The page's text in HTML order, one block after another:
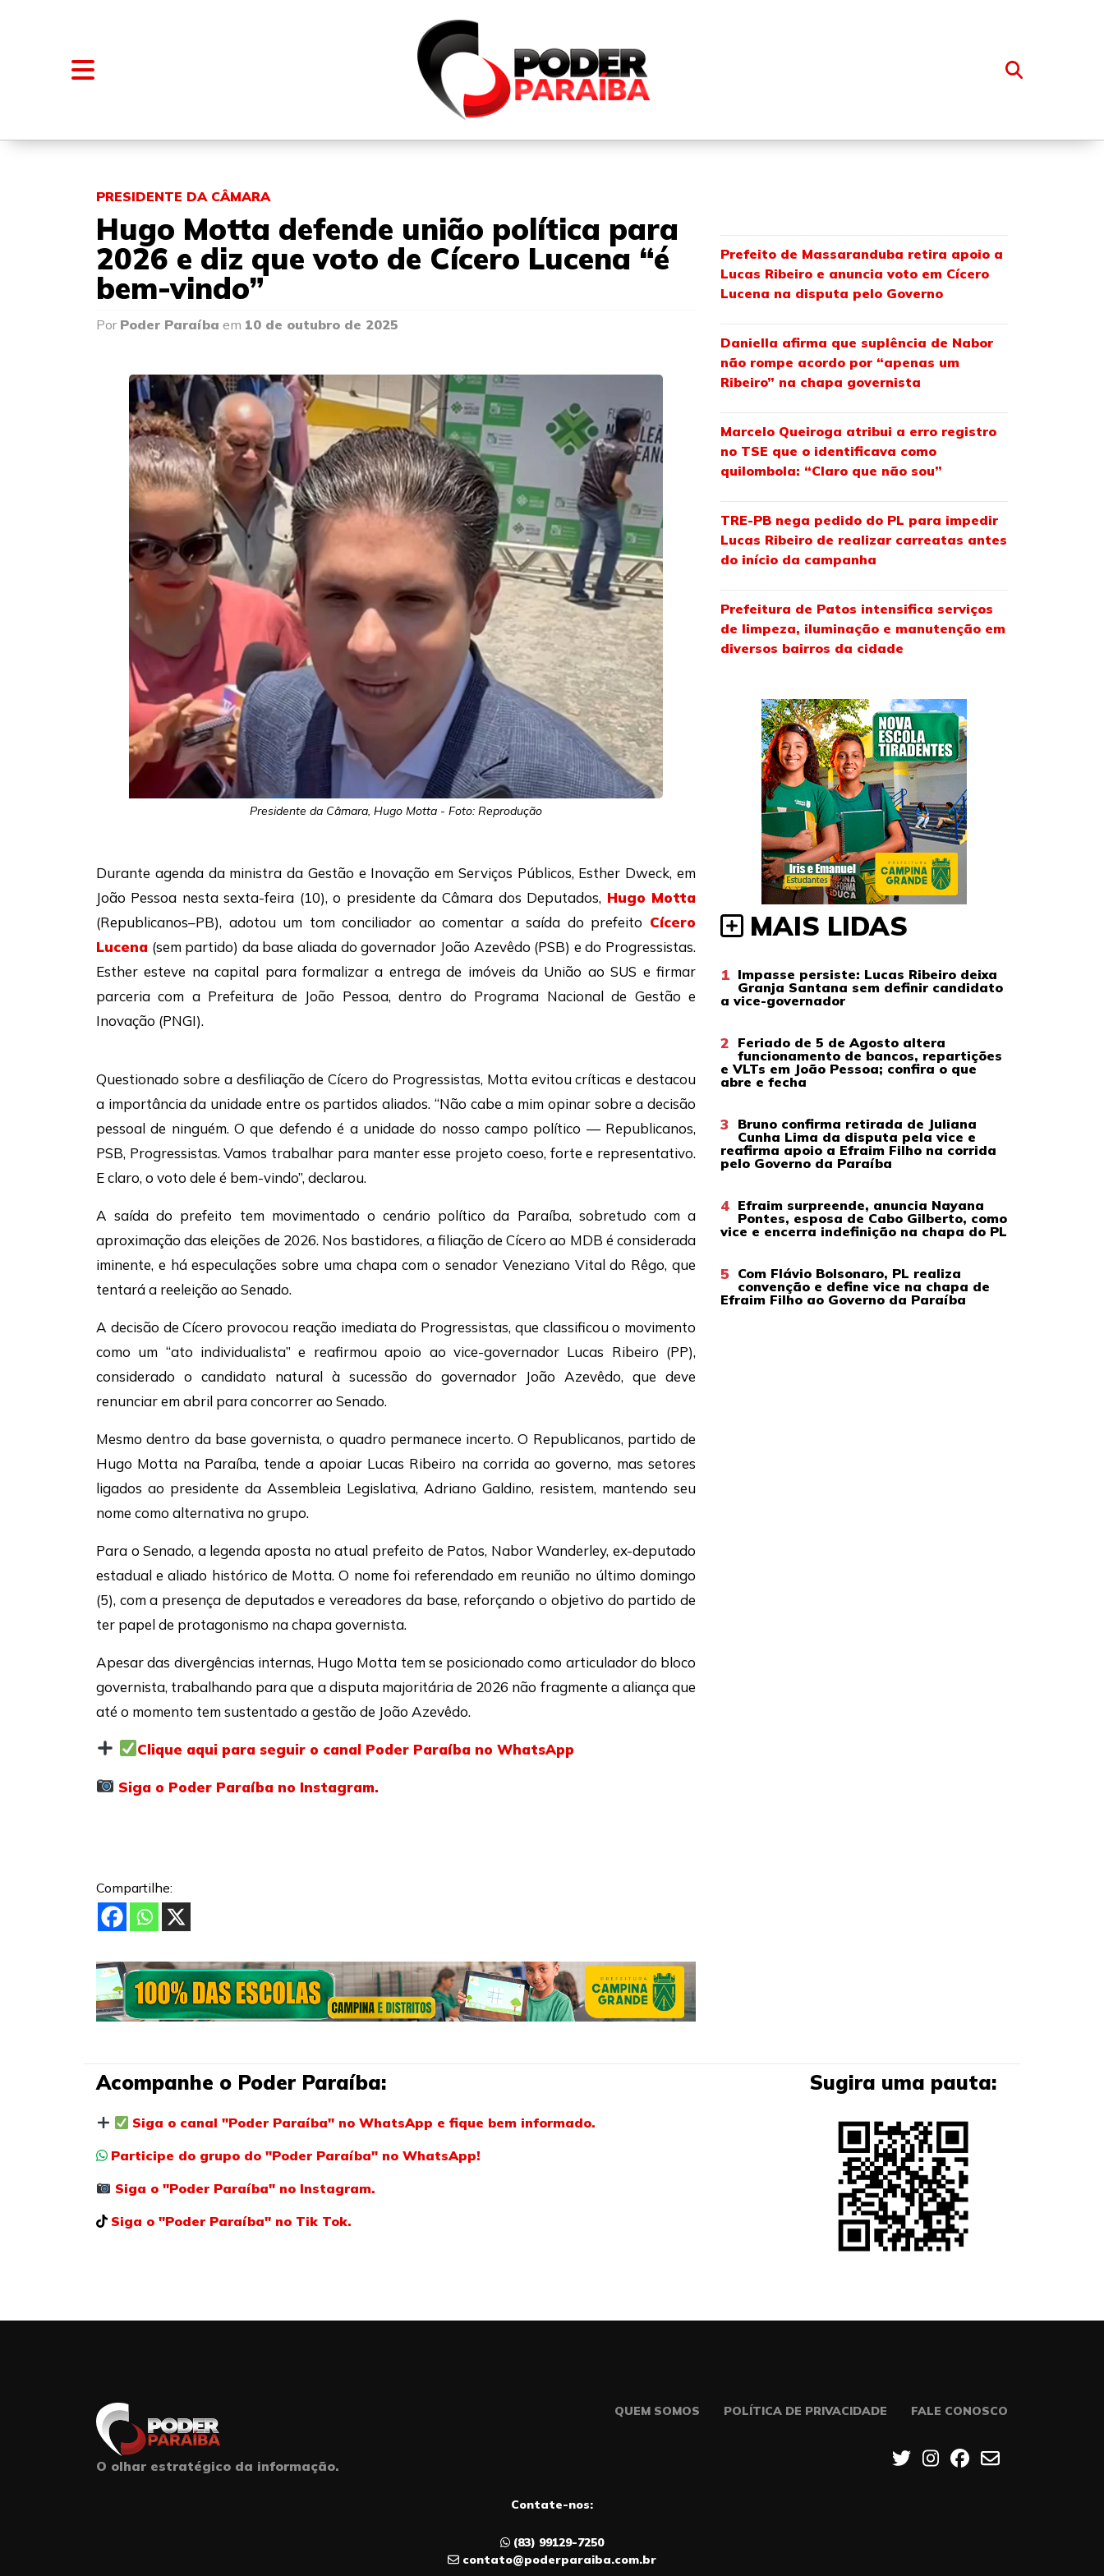
FALE CONOSCO
PRESIDENTE DA CÂMARA
Hugo Motta defende união política para
2026 e diz que voto de Cícero Lucena “é
bem-vindo”
Por Poder Paraíba em 10 de outubro de 2025
Presidente da Câmara, Hugo Motta - Foto: Reprodução
Durante agenda da ministra da Gestão e Inovação em Serviços Públicos, Esther Dweck, em
João Pessoa nesta sexta-feira (10), o presidente da Câmara dos Deputados, Hugo Motta
(Republicanos–PB), adotou um tom conciliador ao comentar a saída do prefeito Cícero
Lucena (sem partido) da base aliada do governador João Azevêdo (PSB) e do Progressistas.
Esther esteve na capital para formalizar a entrega de imóveis da União ao SUS e firmar
parceria com a Prefeitura de João Pessoa, dentro do Programa Nacional de Gestão e
Inovação (PNGI).
Questionado sobre a desfiliação de Cícero do Progressistas, Motta evitou críticas e destacou
a importância da unidade entre os partidos aliados. “Não cabe a mim opinar sobre a decisão
pessoal de ninguém. O que defendo é a unidade do nosso campo político — Republicanos,
PSB, Progressistas. Vamos trabalhar para manter esse projeto coeso, forte e representativo.
E claro, o voto dele é bem-vindo”, declarou.
A saída do prefeito tem movimentado o cenário político da Paraíba, sobretudo com a
aproximação das eleições de 2026. Nos bastidores, a filiação de Cícero ao MDB é considerada
iminente, e há especulações sobre uma chapa com o senador Veneziano Vital do Rêgo, que
tentará a reeleição ao Senado.
A decisão de Cícero provocou reação imediata do Progressistas, que classificou o movimento
como um “ato individualista” e reafirmou apoio ao vice-governador Lucas Ribeiro (PP),
considerado o candidato natural à sucessão do governador João Azevêdo, que deve
renunciar em abril para concorrer ao Senado.
Mesmo dentro da base governista, o quadro permanece incerto. O Republicanos, partido de
Hugo Motta na Paraíba, tende a apoiar Lucas Ribeiro na corrida ao governo, mas setores
ligados ao presidente da Assembleia Legislativa, Adriano Galdino, resistem, mantendo seu
nome como alternativa no grupo.
Para o Senado, a legenda aposta no atual prefeito de Patos, Nabor Wanderley, ex-deputado
estadual e aliado histórico de Motta. O nome foi referendado em reunião no último domingo
(5), com a presença de deputados e vereadores da base, reforçando o objetivo do partido de
ter papel de protagonismo na chapa governista.
Apesar das divergências internas, Hugo Motta tem se posicionado como articulador do bloco
governista, trabalhando para que a disputa majoritária de 2026 não fragmente a aliança que
até o momento tem sustentado a gestão de João Azevêdo.
Clique aqui para seguir o canal Poder Paraíba no WhatsApp
Siga o Poder Paraíba no Instagram.
Compartilhe:
Prefeito de Massaranduba retira apoio a
Lucas Ribeiro e anuncia voto em Cícero
Lucena na disputa pelo Governo
Daniella afirma que suplência de Nabor
não rompe acordo por “apenas um
Ribeiro” na chapa governista
Marcelo Queiroga atribui a erro registro
no TSE que o identificava como
quilombola: “Claro que não sou”
TRE-PB nega pedido do PL para impedir
Lucas Ribeiro de realizar carreatas antes
do início da campanha
Prefeitura de Patos intensifica serviços
de limpeza, iluminação e manutenção em
diversos bairros da cidade
MAIS LIDAS
1 Impasse persiste: Lucas Ribeiro deixa
Granja Santana sem definir candidato
a vice-governador
2 Feriado de 5 de Agosto altera
funcionamento de bancos, repartições
e VLTs em João Pessoa; confira o que
abre e fecha
3 Bruno confirma retirada de Juliana
Cunha Lima da disputa pela vice e
reafirma apoio a Efraim Filho na corrida
pelo Governo da Paraíba
4 Efraim surpreende, anuncia Nayana
Pontes, esposa de Cabo Gilberto, como
vice e encerra indefinição na chapa do PL
5 Com Flávio Bolsonaro, PL realiza
convenção e define vice na chapa de
Efraim Filho ao Governo da Paraíba
Acompanhe o Poder Paraíba:
Siga o canal "Poder Paraíba" no WhatsApp e fique bem informado.
Participe do grupo do "Poder Paraíba" no WhatsApp!
Siga o "Poder Paraíba" no Instagram.
Siga o "Poder Paraíba" no Tik Tok.
Sugira uma pauta:
O olhar estratégico da informação.
QUEM SOMOS POLÍTICA DE PRIVACIDADE FALE CONOSCO
Contate-nos:
(83) 99129-7250
contato@poderparaiba.com.br